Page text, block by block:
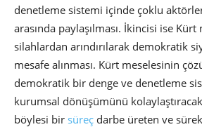
denetleme sistemi içinde çoklu
arasında paylaşılması. İkincisi ise
silahlardan arındırılarak demokratik
mesafe alınması. Kürt meselesinin
demokratik bir denge ve denetleme
kurumsal dönüşümünü
böylesi bir süreç darbe üreten ve